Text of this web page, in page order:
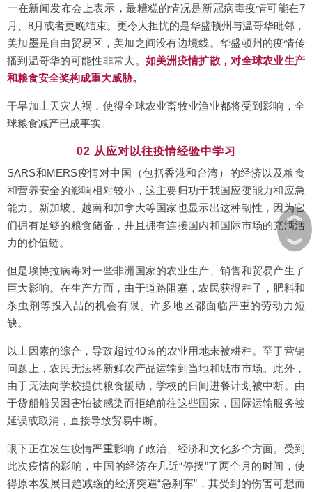
一在新闻发布会上表示，最糟糕的情况是新冠病毒疫情可能在7
月、8月或者更晚结束。更令人担忧的是华盛顿州与温哥华毗邻，
美加墨是自由贸易区，美加之间没有边境线。华盛顿州的疫情传
播到温哥华的可能性非常大。 如美洲疫情扩散，对全球农业生产
和粮食安全奖构成重大威胁。
干旱加上天灾人祸，使得全球农业畜牧业渔业都将受到影响，全
球粮食减产已成事实。
02 从应对以往疫情经验中学习
SARS和MERS疫情对中国（包括香港和台湾）的经济以及粮食
和营养安全的影响相对较小，这主要归功于我国应变能力和应急
能力。新加坡、越南和加拿大等国家也显示出这种韧性，因为它
们拥有足够的粮食储备，并且拥有连接国内和国际市场的充满活
力的价值链。
但是埃博拉病毒对一些非洲国家的农业生产、销售和贸易产生了
巨大影响。在生产方面，由于道路阻塞，农民获得种子，肥料和
杀虫剂等投入品的机会有限。许多地区都面临严重的劳动力短
缺。
以上因素的综合，导致超过40％的农业用地未被耕种。至于营销
问题上，农民无法将新鲜农产品运输到当地和城市市场。此外，
由于无法向学校提供粮食援助，学校的日间进餐计划被中断。由
于货船船员因害怕被感染而拒绝前往这些国家，国际运输服务被
延误或取消，直接导致贸易中断。
眼下正在发生疫情严重影响了政治、经济和文化多个方面。受到
此次疫情的影响，中国的经济在几近“停摆”了两个月的时间，使
得原本发展日趋减缓的经济突遇“急刹车”，其受到的伤害可想而
︽
︾